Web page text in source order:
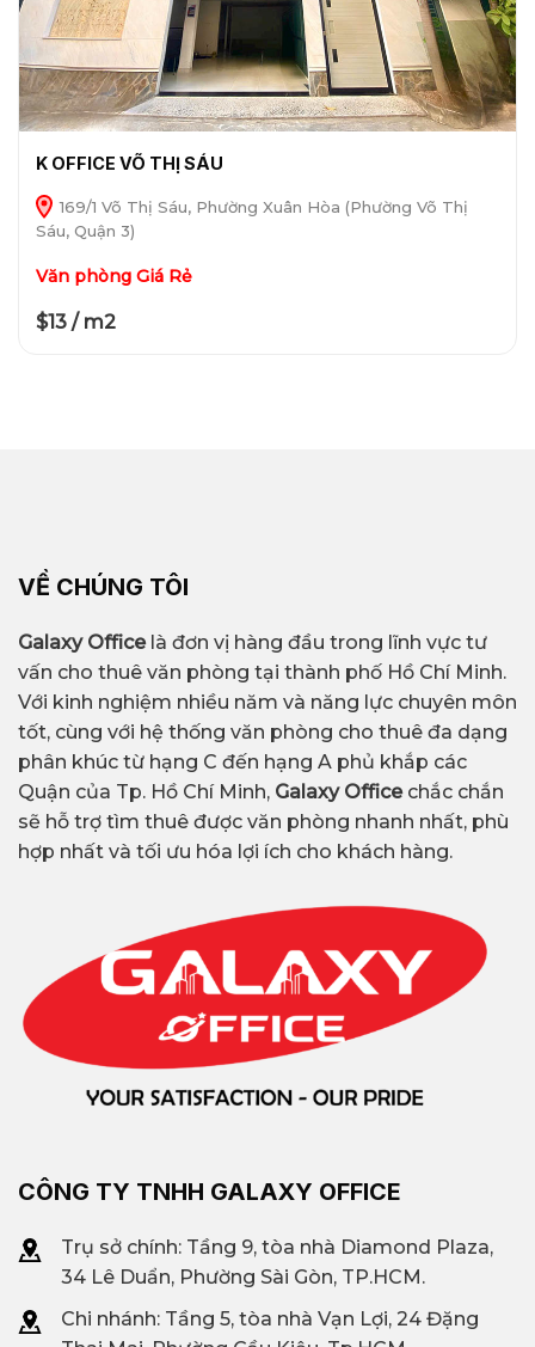
K OFFICE VÕ THỊ SÁU
169/1 Võ Thị Sáu, Phường Xuân Hòa (Phường Võ Thị
Sáu, Quận 3)
Văn phòng Giá Rẻ
$13 / m2
VỀ CHÚNG TÔI
Galaxy Officelà đơn vị hàng đầu trong lĩnh vực tư
vấn cho thuê văn phòng tại thành phố Hồ Chí Minh.
Với kinh nghiệm nhiều năm và năng lực chuyên môn
tốt, cùng với hệ thống văn phòng cho thuê đa dạng
phân khúc từ hạng C đến hạng A phủ khắp các
Quận của Tp. Hồ Chí Minh, Galaxy Office chắc chắn
sẽ hỗ trợ tìm thuê được văn phòng nhanh nhất, phù
hợp nhất và tối ưu hóa lợi ích cho khách hàng.
CÔNG TY TNHH GALAXY OFFICE
Trụ sở chính: Tầng 9, tòa nhà Diamond Plaza,
34 Lê Duẩn, Phường Sài Gòn, TP.HCM.
Chi nhánh: Tầng 5, tòa nhà Vạn Lợi, 24 Đặng